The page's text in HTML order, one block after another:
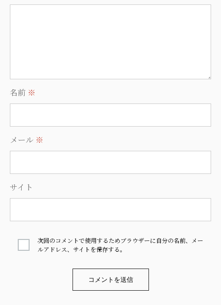
名前 ※
メール ※
サイト
次回のコメントで使用するためブラウザーに自分の名前、メー
ルアドレス、サイトを保存する。